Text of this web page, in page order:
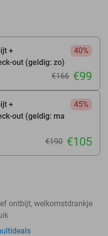
+
out (geldig: zo)
40%
€166 €99
+
out (geldig: ma
45%
€190 €105
ontbijt, welkomstdrankje